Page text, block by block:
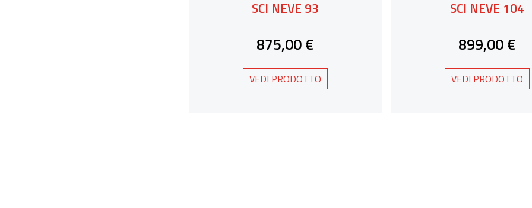
SCI NEVE 93
875,00 €
VEDI PRODOTTO
SCI NEVE 104
899,00 €
VEDI PRODOTTO